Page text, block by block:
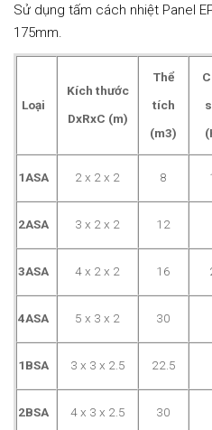
Sử dụng tấm cách nhiệt Panel
175mm.
Loại
Kích thước
DxRxC (m)
Thể
tích
(m3)
1ASA 2 x 2 x 2 8
2ASA 3 x 2 x 2 12
3ASA 4 x 2 x 2 16
4ASA 5 x 3 x 2 30
1BSA 3 x 3 x 2.5 22.5
2BSA 4 x 3 x 2.5 30